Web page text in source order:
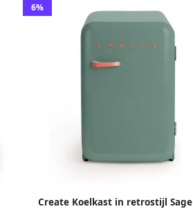
6%
Create Koelkast in retrostijl Sage